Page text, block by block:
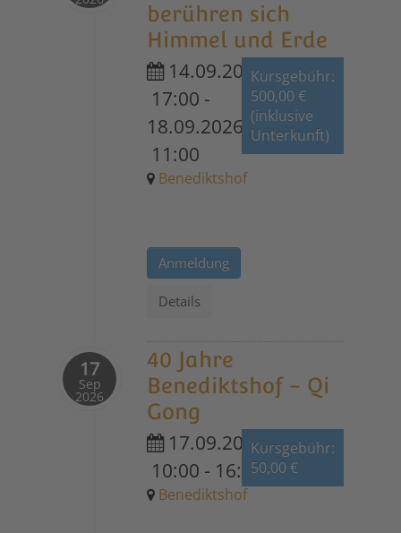
berühren sich
Himmel und Erde
14.09.2026
17:00 -
18.09.2026
11:00
Benediktshof
Kursgebühr:
500,00 €
(inklusive
Unterkunft)
Anmeldung
Details
17
Sep
2026
40 Jahre
Benediktshof - Qi
Gong
17.09.2026
10:00 - 16:30
Benediktshof
Kursgebühr:
50,00 €